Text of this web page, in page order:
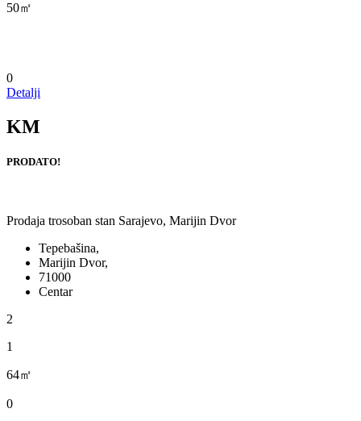
50㎡
0
Detalji
KM
PRODATO!
Prodaja trosoban stan Sarajevo, Marijin Dvor
Tepebašina,
Marijin Dvor,
71000
Centar
2
1
64㎡
0